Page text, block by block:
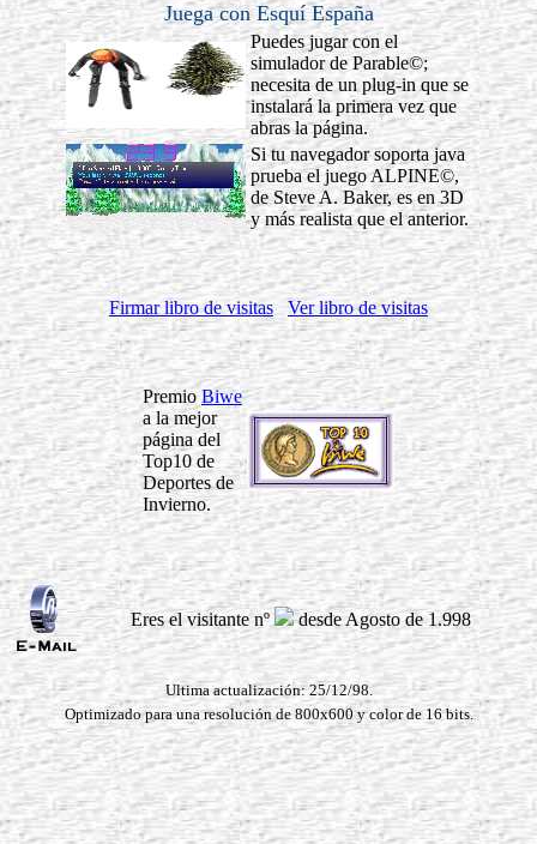
Juega con Esquí España
Puedes jugar con el
simulador de Parable©;
necesita de un plug-in que se
instalará la primera vez que
abras la página.
Si tu navegador soporta java
prueba el juego ALPINE©,
de Steve A. Baker, es en 3D
y más realista que el anterior.
Firmar libro de visitas Ver libro de visitas
PremioBiwe
a la mejor
página del
Top10 de
Deportes de
Invierno.
Eres el visitante nº desde Agosto de 1.998
Ultima actualización:25/12/98.
Optimizado para una resolución de 800x600 y color de 16 bits.